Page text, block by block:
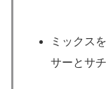
ミックス
サーとサ